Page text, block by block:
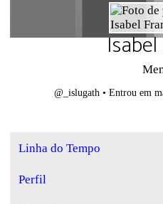
@_islugath • Entrou em
Linha do Tempo
Perfil